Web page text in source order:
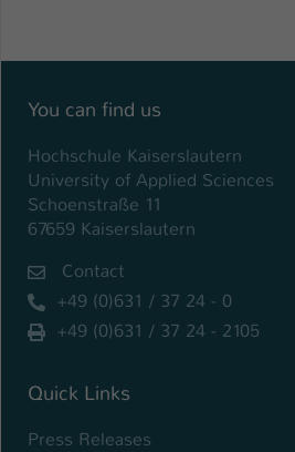
You can find us
Hochschule Kaiserslautern
University of Applied Sciences
Schoenstraße 11
67659 Kaiserslautern
Contact
+49 (0)631 / 37 24 - 0
+49 (0)631 / 37 24 - 2105
Quick Links
Press Releases